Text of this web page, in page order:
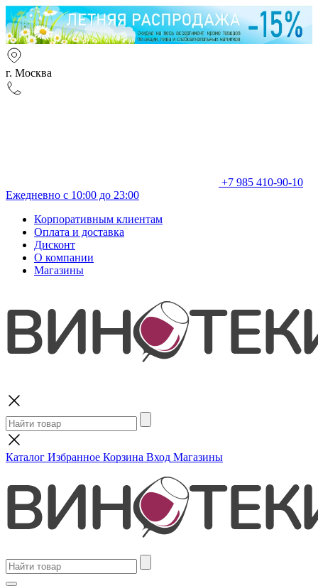
г. Москва
+7 985 410-90-10
Ежедневно с 10:00 до 23:00
Корпоративным клиентам
Оплата и доставка
Дисконт
О компании
Магазины
Каталог Избранное Корзина Вход Магазины